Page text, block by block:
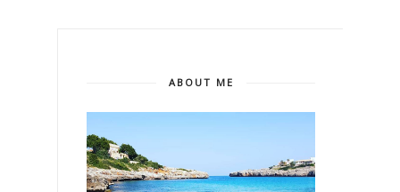
ABOUT ME